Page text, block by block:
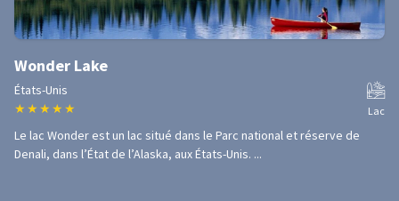
Wonder Lake
États-Unis
★ ★ ★ ★ ★ Lac
Le lac Wonder est un lac situé dans le Parc national et réserve de
Denali, dans l’État de l’Alaska, aux États-Unis. ...